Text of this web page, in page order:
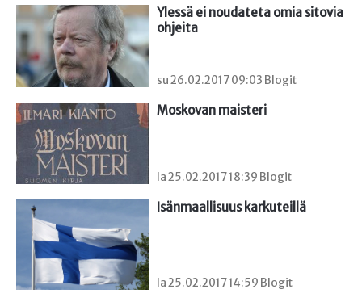
Ylessä ei noudateta omia sitovia
ohjeita
su 26.02.2017 09:03 Blogit
Moskovan maisteri
la 25.02.2017 18:39 Blogit
Isänmaallisuus karkuteillä
la 25.02.2017 14:59 Blogit